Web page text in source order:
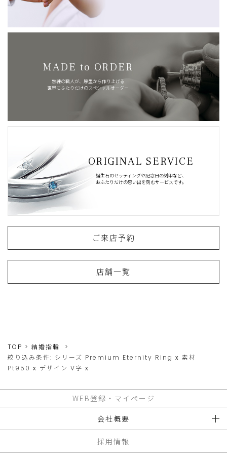
MADE to ORDER
熟練の職人が、原型から作り上げる
世界にふたりだけのスペシャルオーダー
ORIGINAL SERVICE
誕生石のセッティングや記念日の刻印など、
おふたりだけの思い出を刻むサービスです。
ご来店予約
店舗一覧
TOP
結婚指輪
絞り込み条件: シリーズ Premium Eternity Ring x 素材
Pt950 x デザイン V字 x
WEB登録・マイページ
会社概要
採用情報